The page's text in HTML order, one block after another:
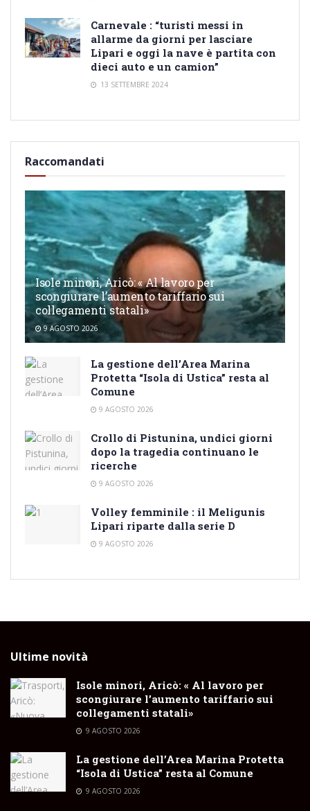
Carnevale : “turisti messi in
allarme da giorni per lasciare
Lipari e oggi la nave è partita con
dieci auto e un camion”
13 SETTEMBRE 2024
Raccomandati
Isole minori, Aricò: « Al lavoro per
scongiurare l’aumento tariffario sui
collegamenti statali»
9 AGOSTO 2026
La gestione dell’Area Marina
Protetta “Isola di Ustica” resta al
Comune
9 AGOSTO 2026
Crollo di Pistunina, undici giorni
dopo la tragedia continuano le
ricerche
9 AGOSTO 2026
Volley femminile : il Meligunis
Lipari riparte dalla serie D
9 AGOSTO 2026
Ultime novità
Isole minori, Aricò: « Al lavoro per
scongiurare l’aumento tariffario sui
collegamenti statali»
9 AGOSTO 2026
La gestione dell’Area Marina Protetta
“Isola di Ustica” resta al Comune
9 AGOSTO 2026